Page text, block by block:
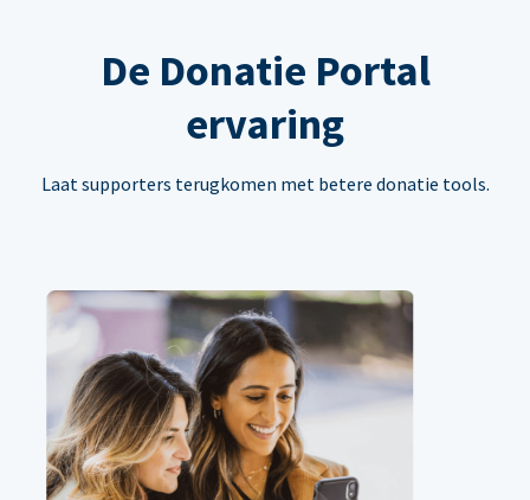
De Donatie Portal
ervaring
Laat supporters terugkomen met betere donatie tools.